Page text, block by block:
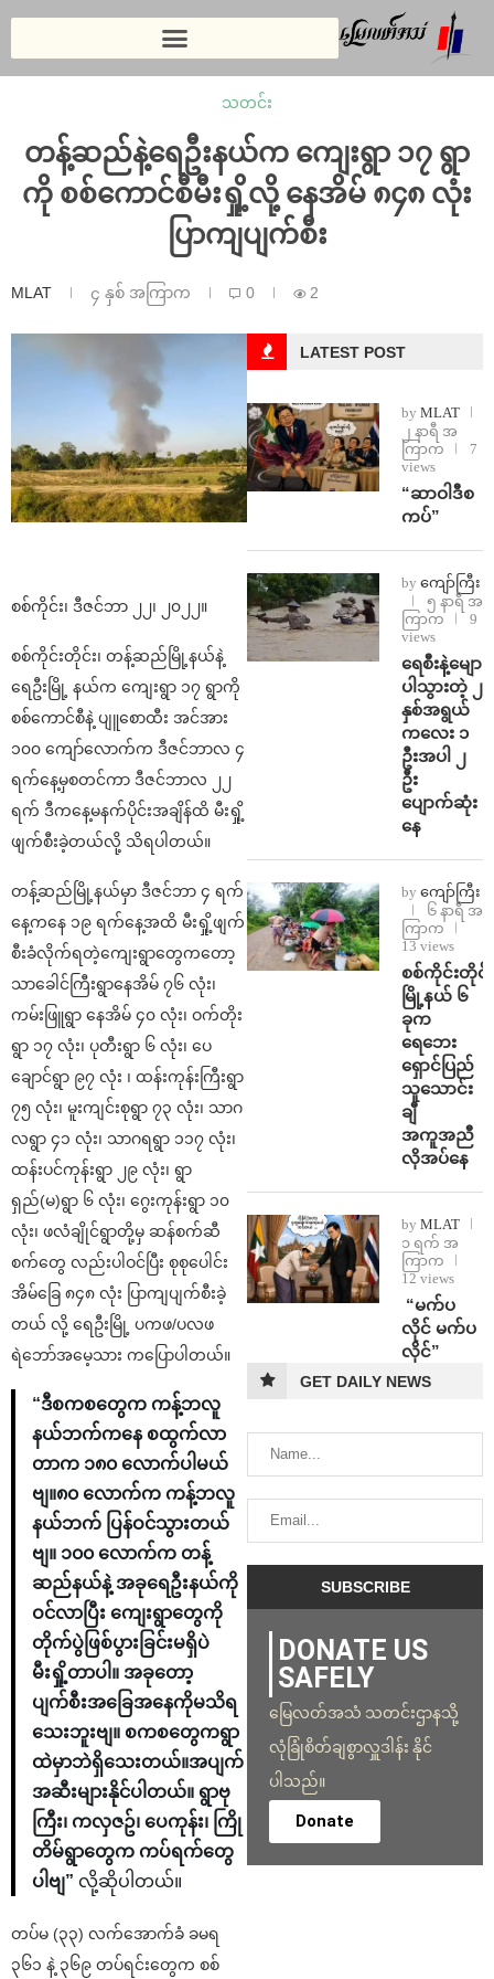
သတင်း
တန့်ဆည်နဲ့ရေဦးနယ်က ကျေးရွာ ၁၇ ရွာ
ကို စစ်ကောင်စီမီးရှို့လို့ နေအိမ် ၈၄၈ လုံး
ပြာကျပျက်စီး
MLAT ၄ နှစ် အကြာက 0 2
စစ်ကိုင်း၊ ဒီဇင်ဘာ ၂၂၊ ၂၀၂၂။
စစ်ကိုင်းတိုင်း၊ တန့်ဆည်မြို့နယ်နဲ့
ရေဦးမြို့ နယ်က ကျေးရွာ ၁၇ ရွာကို
စစ်ကောင်စီနဲ့ ပျူစောထီး အင်အား
၁၀၀ ကျော်လောက်က ဒီဇင်ဘာလ ၄
ရက်နေ့မှစတင်ကာ ဒီဇင်ဘာလ ၂၂
ရက် ဒီကနေ့မနက်ပိုင်းအချိန်ထိ မီးရှို့
ဖျက်စီးခဲ့တယ်လို့ သိရပါတယ်။
တန့်ဆည်မြို့နယ်မှာ ဒီဇင်ဘာ ၄ ရက်
နေ့ကနေ ၁၉ ရက်နေ့အထိ မီးရှို့ဖျက်
စီးခံလိုက်ရတဲ့ကျေးရွာတွေကတော့
သာခေါင်ကြီးရွာနေအိမ် ၇၆ လုံး၊
ကမ်းဖြူရွာ နေအိမ် ၄၀ လုံး၊ ဝက်တိုး
ရွာ ၁၇ လုံး၊ ပုတီးရွာ ၆ လုံး၊ ပေ
ချောင်ရွာ ၉၇ လုံး ၊ ထန်းကုန်းကြီးရွာ
၇၅ လုံး၊ မူးကျင်းစုရွာ ၇၃ လုံး၊ သာဂ
လရွာ ၄၁ လုံး၊ သာဂရရွာ ၁၁၇ လုံး၊
ထန်းပင်ကုန်းရွာ ၂၉ လုံး၊ ရွာ
ရှည်(မ)ရွာ ၆ လုံး၊ ဂွေးကုန်းရွာ ၁၀
လုံး၊ ဖလံချိုင်ရွာတို့မှ ဆန်စက်ဆီ
စက်တွေ လည်းပါဝင်ပြီး စုစုပေါင်း
အိမ်ခြေ ၈၄၈ လုံး ပြာကျပျက်စီးခဲ့
တယ် လို့ ရေဦးမြို့ ပကဖ/ပလဖ
ရဲဘော်အမေ့သား ကပြောပါတယ်။
“ဒီစကစတွေက ကန့်ဘလူ
နယ်ဘက်ကနေ စထွက်လာ
တာက ၁၈၀ လောက်ပါမယ်
ဗျ။၈၀ လောက်က ကန့်ဘလူ
နယ်ဘက် ပြန်ဝင်သွားတယ်
ဗျ။ ၁၀၀ လောက်က တန့်
ဆည်နယ်နဲ့ အခုရေဦးနယ်ကို
ဝင်လာပြီး ကျေးရွာတွေကို
တိုက်ပွဲဖြစ်ပွားခြင်းမရှိပဲ
မီးရှို့တာပါ။ အခုတော့
ပျက်စီးအခြေအနေကိုမသိရ
သေးဘူးဗျ။ စကစတွေကရွာ
ထဲမှာဘဲရှိသေးတယ်။အပျက်
အဆီးများနိုင်ပါတယ်။ ရွာဗု
ကြီး၊ ကလှဇဥ်၊ ပေကုန်း၊ ကြို
တိမ်ရွာတွေက ကပ်ရက်တွေ
ပါဗျ” လို့ဆိုပါတယ်။
တပ်မ (၃၃) လက်အောက်ခံ ခမရ
၃၆၁ နဲ့ ၃၆၉ တပ်ရင်းတွေက စစ်
LATEST POST
by MLAT
၂ နာရီ အ
ကြာက
7
views
“ဆာဝါဒီစ
ကပ်”
by ကျော်ကြီး
၅ နာရီ အ
ကြာက
9
views
ရေစီးနဲ့မျော
ပါသွားတဲ့ ၂
နှစ်အရွယ်
ကလေး ၁
ဦးအပါ ၂
ဦး
ပျောက်ဆုံး
နေ
by ကျော်ကြီး
၆ နာရီ အ
ကြာက
13 views
စစ်ကိုင်းတိုင်း
မြို့နယ် ၆
ခုက
ရေဘေး
ရှောင်ပြည်
သူသောင်း
ချီ
အကူအညီ
လိုအပ်နေ
by MLAT
၁ ရက် အ
ကြာက
12 views
⁨ ⁨“မက်ပ
လိုင် မက်ပ
လိုင်”
GET DAILY NEWS
DONATE US
SAFELY
မြေလတ်အသံ သတင်းဌာနသို့
လုံခြုံစိတ်ချစွာလှူဒါန်း နိုင်
ပါသည်။
Donate